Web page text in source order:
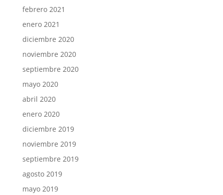
febrero 2021
enero 2021
diciembre 2020
noviembre 2020
septiembre 2020
mayo 2020
abril 2020
enero 2020
diciembre 2019
noviembre 2019
septiembre 2019
agosto 2019
mayo 2019